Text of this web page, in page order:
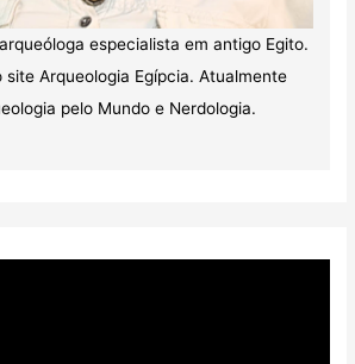
especialista em antigo Egito.
site Arqueologia Egípcia. Atualmente
pelo Mundo e Nerdologia.